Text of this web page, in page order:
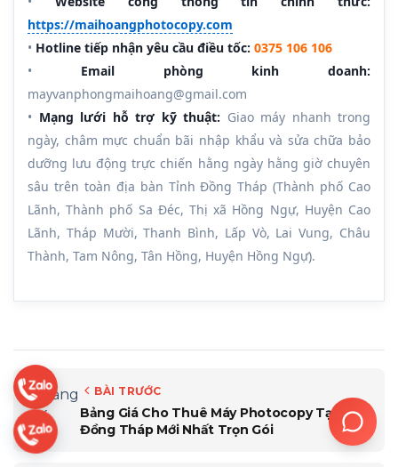
https://maihoangphotocopy.com
• Hotline tiếp nhận yêu cầu điều tốc: 0375 106 106
• Email phòng kinh doanh:
mayvanphongmaihoang@gmail.com
• Mạng lưới hỗ trợ kỹ thuật: Giao máy nhanh trong
ngày, châm mực chuẩn bãi nhập khẩu và sửa chữa bảo
dưỡng lưu động trực chiến hằng ngày hằng giờ chuyên
sâu trên toàn địa bàn Tỉnh Đồng Tháp (Thành phố Cao
Lãnh, Thành phố Sa Đéc, Thị xã Hồng Ngự, Huyện Cao
Lãnh, Tháp Mười, Thanh Bình, Lấp Vò, Lai Vung, Châu
Thành, Tam Nông, Tân Hồng, Huyện Hồng Ngự).
BÀI TRƯỚC
Bảng Giá Cho Thuê Máy Photocopy Tại
Đồng Tháp Mới Nhất Trọn Gói